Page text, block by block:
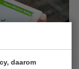
daarom